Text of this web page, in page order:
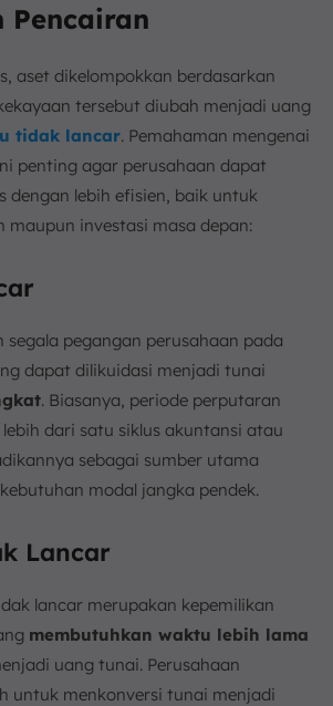
Pencairan
aset dikelompokkan berdasarkan
tersebut diubah menjadi uang
tidak lancar. Pemahaman mengenai
penting agar perusahaan dapat
dengan lebih efisien, baik untuk
maupun investasi masa depan:
segala pegangan perusahaan pada
dapat dilikuidasi menjadi tunai
. Biasanya, periode perputaran
dari satu siklus akuntansi atau
sebagai sumber utama
modal jangka pendek.
Lancar
lancar merupakan kepemilikan
membutuhkan waktu lebih lama
uang tunai. Perusahaan
untuk menkonversi tunai menjadi